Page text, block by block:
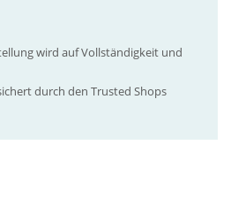
wird auf Vollständigkeit und
durch den Trusted Shops